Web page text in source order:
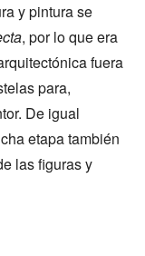
y pintura se
, por lo que era
fuera
para,
De igual
etapa también
las figuras y